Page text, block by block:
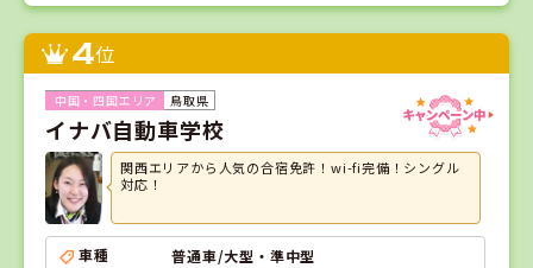
4位
鳥取県
イナバ自動車学校
関西エリアから人気の合宿免許！wi-fi完備！シングル
対応！
車種
普通車/大型・準中型